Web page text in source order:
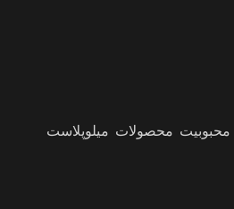
محصولات میلوپلاست